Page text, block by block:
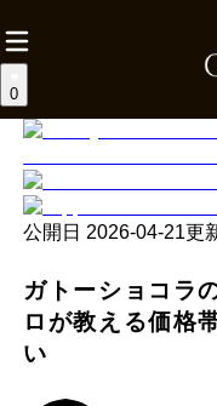
0
公開日 2026-04-21更
ガトーショコラ
ロが教える価格
い